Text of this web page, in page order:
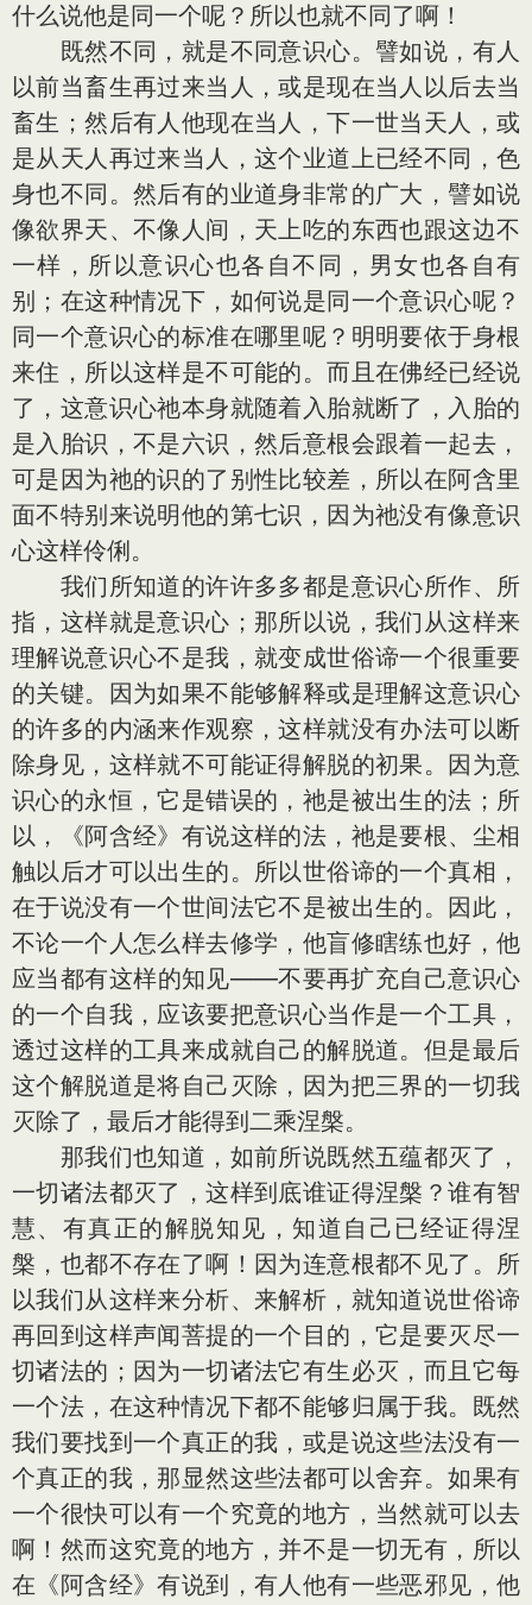
什么说他是同一个呢？所以也就不同了啊！
既然不同，就是不同意识心。譬如说，有人
以前当畜生再过来当人，或是现在当人以后去当
畜生；然后有人他现在当人，下一世当天人，或
是从天人再过来当人，这个业道上已经不同，色
身也不同。然后有的业道身非常的广大，譬如说
像欲界天、不像人间，天上吃的东西也跟这边不
一样，所以意识心也各自不同，男女也各自有
别；在这种情况下，如何说是同一个意识心呢？
同一个意识心的标准在哪里呢？明明要依于身根
来住，所以这样是不可能的。而且在佛经已经说
了，这意识心祂本身就随着入胎就断了，入胎的
是入胎识，不是六识，然后意根会跟着一起去，
可是因为祂的识的了别性比较差，所以在阿含里
面不特别来说明他的第七识，因为祂没有像意识
心这样伶俐。
我们所知道的许许多多都是意识心所作、所
指，这样就是意识心；那所以说，我们从这样来
理解说意识心不是我，就变成世俗谛一个很重要
的关键。因为如果不能够解释或是理解这意识心
的许多的内涵来作观察，这样就没有办法可以断
除身见，这样就不可能证得解脱的初果。因为意
识心的永恒，它是错误的，祂是被出生的法；所
以，《阿含经》有说这样的法，祂是要根、尘相
触以后才可以出生的。所以世俗谛的一个真相，
在于说没有一个世间法它不是被出生的。因此，
不论一个人怎么样去修学，他盲修瞎练也好，他
应当都有这样的知见——不要再扩充自己意识心
的一个自我，应该要把意识心当作是一个工具，
透过这样的工具来成就自己的解脱道。但是最后
这个解脱道是将自己灭除，因为把三界的一切我
灭除了，最后才能得到二乘涅槃。
那我们也知道，如前所说既然五蕴都灭了，
一切诸法都灭了，这样到底谁证得涅槃？谁有智
慧、有真正的解脱知见，知道自己已经证得涅
槃，也都不存在了啊！因为连意根都不见了。所
以我们从这样来分析、来解析，就知道说世俗谛
再回到这样声闻菩提的一个目的，它是要灭尽一
切诸法的；因为一切诸法它有生必灭，而且它每
一个法，在这种情况下都不能够归属于我。既然
我们要找到一个真正的我，或是说这些法没有一
个真正的我，那显然这些法都可以舍弃。如果有
一个很快可以有一个究竟的地方，当然就可以去
啊！然而这究竟的地方，并不是一切无有，所以
在《阿含经》有说到，有人他有一些恶邪见，他